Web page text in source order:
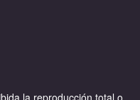
la reproducción total o